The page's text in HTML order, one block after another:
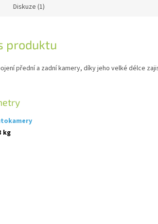
Diskuze (1)
produktu
přední a zadní kamery, díky jeho velké délce
kg